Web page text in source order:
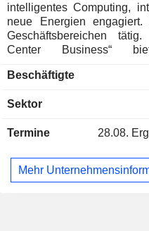
intelligentes Computing,
neue Energien
Geschäftsbereichen
Center Business“
„Intelligente
Integration von
Dienstleistungen an.
Beschäftigte
Sektor
Termine 28.08.
Mehr